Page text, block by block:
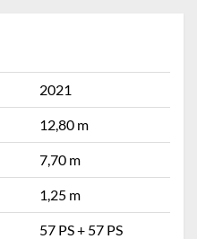
2021
12,80 m
7,70 m
1,25 m
57 PS + 57 PS